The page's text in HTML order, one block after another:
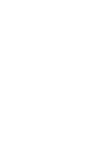
por V
por Y
por Z